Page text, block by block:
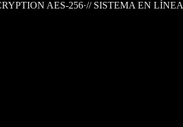
AES-256·// SISTEMA EN LÍNEA